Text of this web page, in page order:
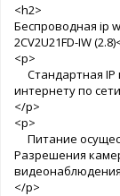
<h2>
Беспроводная ip
2CV2U21FD-IW
<p>
Стандартная IP
интернету по
</p>
<p>
Питание
Разрешения
</p>